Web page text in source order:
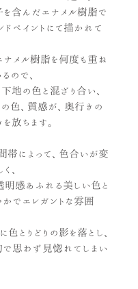
を含んだエナメル樹脂で
ペイントにて描かれて
ナメル樹脂を何度も重ね
ので、
地の色と混ざり合い、
色、質感が、奥行きの
放ちます。
帯によって、色合いが変
、
明感あふれる美しい色と
でエレガントな雰囲
色とりどりの影を落とし、
で思わず見惚れてしまい